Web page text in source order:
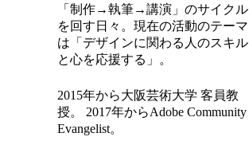
「制作→執筆→講演」のサイクル
を回す日々。現在の活動のテーマ
は「デザインに関わる人のスキル
と心を応援する」。
2015年から大阪芸術大学 客員教
授。 2017年からAdobe Community
Evangelist。